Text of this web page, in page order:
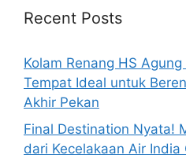
Recent Posts
Kolam Renang HS
Tempat Ideal untuk
Akhir Pekan
Final Destination Nyata!
dari Kecelakaan Air India